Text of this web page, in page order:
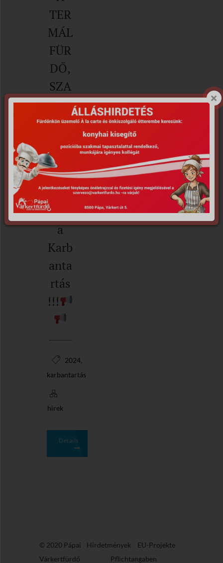
TER
MÁL
FÜR
DŐ,
SZA
UNA
VILÁ
FALL
ABD
A
pály
a
Karb
anta
rtás
!!!
2024,
karbantartás
hirek
Details
© 2020 Pápai
Várkertfürdő
Hirdetmények
EU-Projekte
Pflichtangaben